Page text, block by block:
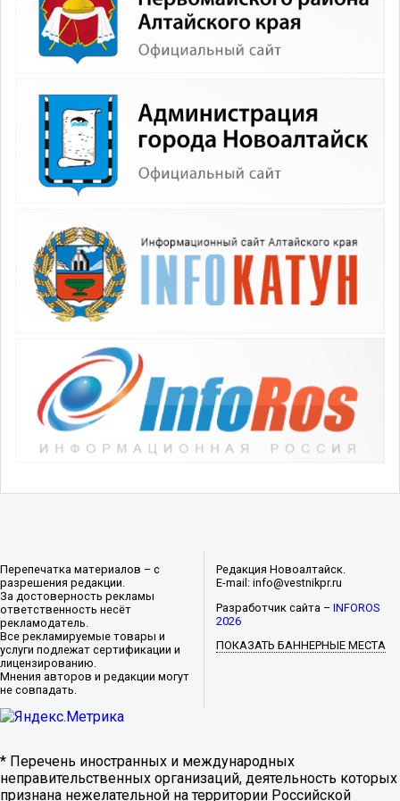
Перепечатка материалов – с
разрешения редакции.
За достоверность рекламы
ответственность несёт
рекламодатель.
Все рекламируемые товары и
услуги подлежат сертификации и
лицензированию.
Мнения авторов и редакции могут
не совпадать.
Редакция Новоалтайск.
E-mail: info@vestnikpr.ru
Разработчик сайта –INFOROS
2026
ПОКАЗАТЬ БАННЕРНЫЕ МЕСТА
* Перечень иностранных и международных
неправительственных организаций, деятельность которых
признана нежелательной на территории Российской